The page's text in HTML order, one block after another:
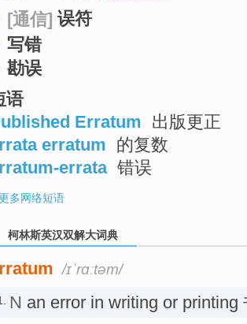
[通信] 误符
写错
勘误
语
Erratum 出版更正
erratum 的复数
errata 错误
多网络短语
柯林斯英汉双解大词典
/ɪˈrɑːtəm/
N an error in writing or